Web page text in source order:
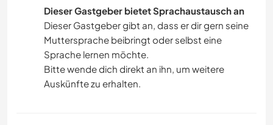
Dieser Gastgeber bietet Sprachaustausch an
Dieser Gastgeber gibt an, dass er dir gern seine
Muttersprache beibringt oder selbst eine
Sprache lernen möchte.
Bitte wende dich direkt an ihn, um weitere
Auskünfte zu erhalten.